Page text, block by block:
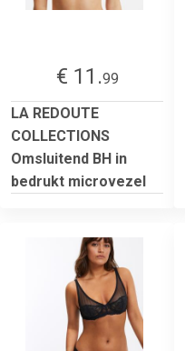
€ 11.99
LA REDOUTE
COLLECTIONS
Omsluitend BH in
bedrukt microvezel